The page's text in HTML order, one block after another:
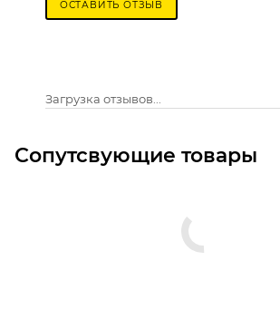
ОСТАВИТЬ ОТЗЫВ
Загрузка отзывов...
Сопутсвующие товары